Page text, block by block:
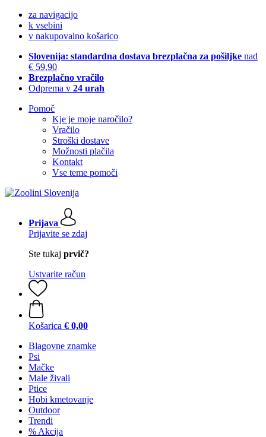
za navigacijo
k vsebini
v nakupovalno košarico
Slovenija: standardna dostava brezplačna za pošiljke nad
€ 59,90
Brezplačno vračilo
Odprema v 24 urah
Pomoč
Kje je moje naročilo?
Vračilo
Stroški dostave
Možnosti plačila
Kontakt
Vse teme pomoči
Prijava
Prijavite se zdaj
Ste tukaj prvič?
Ustvarite račun
Košarica € 0,00
Blagovne znamke
Psi
Mačke
Male živali
Ptice
Hobi kmetovanje
Outdoor
Trendi
% Akcija